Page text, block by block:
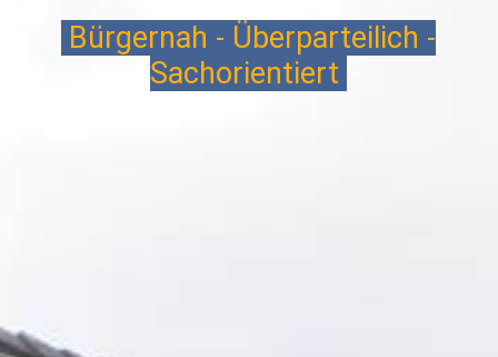
Bürgernah - Überparteilich -
Sachorientiert